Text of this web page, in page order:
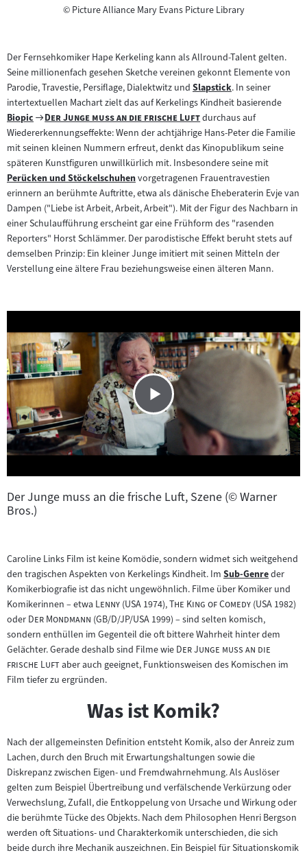
©Copyright
Picture Alliance Mary Evans Picture Library
Der Fernsehkomiker Hape Kerkeling kann als Allround-Talent gelten.
Seine millionenfach gesehen Sketche vereinen gekonnt Elemente von
Parodie, Travestie, Persiflage, Dialektwitz und Zum
Inhalt:
Slapstick. In seiner
intertextuellen Machart zielt das auf Kerkelings Kindheit basierende
Zum
Inhalt:
Biopic
Zum
Filmarchiv:
"
Der Junge muss an die frische Luft"durchaus auf
Wiedererkennungseffekte: Wenn der achtjährige Hans-Peter die Familie
mit seinen kleinen Nummern erfreut, denkt das Kinopublikum seine
späteren Kunstfiguren unwillkürlich mit. Insbesondere seine mit
Zum
Inhalt:
Perücken und Stöckelschuhenvorgetragenen Frauentravestien
erinnern an berühmte Auftritte, etwa als dänische Eheberaterin Evje van
Dampen ("Liebe ist Arbeit, Arbeit, Arbeit"). Mit der Figur des Nachbarn in
einer Schulaufführung erscheint gar eine Frühform des "rasenden
Reporters" Horst Schlämmer. Der parodistische Effekt beruht stets auf
demselben Prinzip: Ein kleiner Junge imitiert mit seinen Mitteln der
Verstellung eine ältere Frau beziehungsweise einen älteren Mann.
Der Junge muss an die frische Luft, Szene (© Warner
Bros.)
Caroline Links Film ist keine Komödie, sondern widmet sich weitgehend
den tragischen Aspekten von Kerkelings Kindheit. Im Zum
Inhalt:
Sub-Genreder
Komikerbiografie ist das nicht ungewöhnlich. Filme über Komiker und
Komikerinnen – etwa "Lenny"(USA 1974),"
The King of Comedy"(USA 1982)
oder "Der Mondmann "(GB/D/JP/USA 1999) – sind selten komisch,
sondern enthüllen im Gegenteil die oft bittere Wahrheit hinter dem
Gelächter. Gerade deshalb sind Filme wie "Der Junge muss an die
frische Luft"aber auch geeignet, Funktionsweisen des Komischen im
Film tiefer zu ergründen.
Was ist Komik?
Nach der allgemeinsten Definition entsteht Komik, also der Anreiz zum
Lachen, durch den Bruch mit Erwartungshaltungen sowie die
Diskrepanz zwischen Eigen- und Fremdwahrnehmung. Als Auslöser
gelten zum Beispiel Übertreibung und verfälschende Verkürzung oder
Verwechslung, Zufall, die Entkoppelung von Ursache und Wirkung oder
die berühmte Tücke des Objekts. Nach dem Philosophen Henri Bergson
werden oft Situations- und Charakterkomik unterschieden, die sich
beide durch ihre Mechanik auszeichnen. Ein Beispiel für Situationskomik